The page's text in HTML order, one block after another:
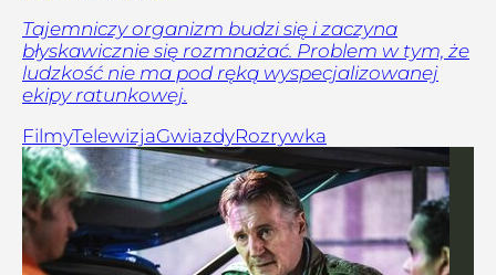
Tajemniczy organizm budzi się i zaczyna
błyskawicznie się rozmnażać. Problem w tym, że
ludzkość nie ma pod ręką wyspecjalizowanej
ekipy ratunkowej.
FilmyTelewizjaGwiazdyRozrywka